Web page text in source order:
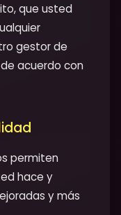
que usted
gestor de
acuerdo con
permiten
hace y
y más